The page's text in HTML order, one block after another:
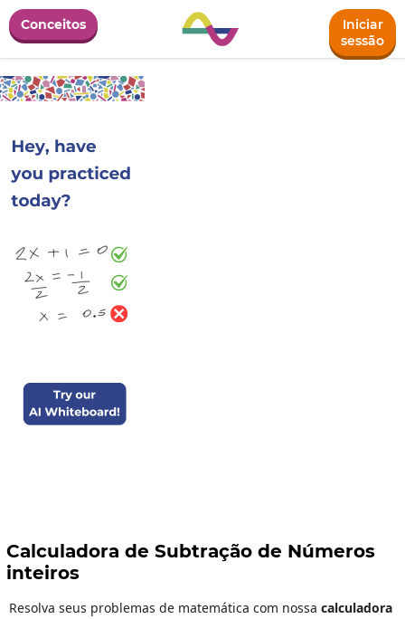
Conceitos
Iniciar
sessão
Calculadora de Subtração de Números
inteiros
Resolva seus problemas de matemática com nossa calculadora